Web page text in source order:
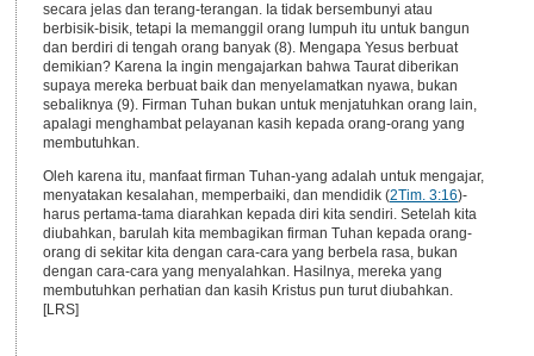
secara jelas dan terang-terangan. Ia tidak bersembunyi atau
berbisik-bisik, tetapi Ia memanggil orang lumpuh itu untuk bangun
dan berdiri di tengah orang banyak (8). Mengapa Yesus berbuat
demikian? Karena Ia ingin mengajarkan bahwa Taurat diberikan
supaya mereka berbuat baik dan menyelamatkan nyawa, bukan
sebaliknya (9). Firman Tuhan bukan untuk menjatuhkan orang lain,
apalagi menghambat pelayanan kasih kepada orang-orang yang
membutuhkan.
Oleh karena itu, manfaat firman Tuhan-yang adalah untuk mengajar,
menyatakan kesalahan, memperbaiki, dan mendidik (2Tim. 3:16)-
harus pertama-tama diarahkan kepada diri kita sendiri. Setelah kita
diubahkan, barulah kita membagikan firman Tuhan kepada orang-
orang di sekitar kita dengan cara-cara yang berbela rasa, bukan
dengan cara-cara yang menyalahkan. Hasilnya, mereka yang
membutuhkan perhatian dan kasih Kristus pun turut diubahkan.
[LRS]